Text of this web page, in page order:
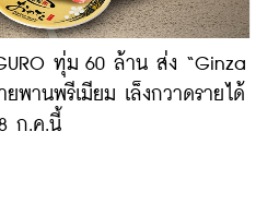
ทุ่ม 60 ล้าน ส่ง “Ginza
พานพรีเมียม เล็งกวาดรายได้
ก.ค.นี้